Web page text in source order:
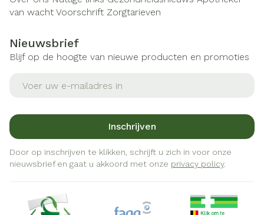
van wacht Voorschrift Zorgtarieven
Nieuwsbrief
Blijf op de hoogte van nieuwe producten en promoties
Inschrijven
Door op inschrijven te klikken, schrijft u zich in voor onze
nieuwsbrief en gaat u akkoord met onze privacy policy.